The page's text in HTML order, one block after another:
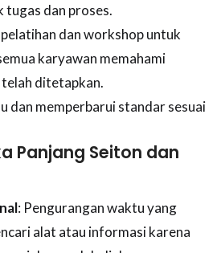
tugas dan proses.
dan workshop untuk
karyawan memahami
ditetapkan.
dan memperbarui standar sesuai
Panjang Seiton dan
: Pengurangan waktu yang
alat atau informasi karena